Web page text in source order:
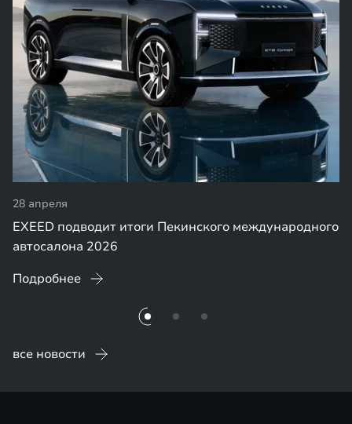
28 апреля
EXEED подводит итоги Пекинского международного
автосалона 2026
Подробнее
все новости